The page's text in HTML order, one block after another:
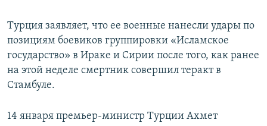
Турция заявляет, что ее военные нанесли удары по
позициям боевиков группировки «Исламское
государство» в Ираке и Сирии после того, как ранее
на этой неделе смертник совершил теракт в
Стамбуле.
14 января премьер-министр Турции Ахмет